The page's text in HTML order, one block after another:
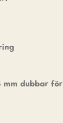
mm dubbar för